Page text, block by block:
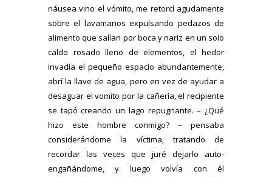
náusea vino el vómito, me retorcí agudamente
sobre el lavamanos expulsando pedazos de
alimento que salían por boca y nariz en un solo
caldo rosado lleno de elementos, el hedor
invadía el pequeño espacio abundantemente,
abrí la llave de agua, pero en vez de ayudar a
desaguar el vomito por la cañería, el recipiente
se tapó creando un lago repugnante. – ¿Qué
hizo este hombre conmigo? – pensaba
considerándome la víctima, tratando de
recordar las veces que juré dejarlo auto-
engañándome, y luego volvía con él